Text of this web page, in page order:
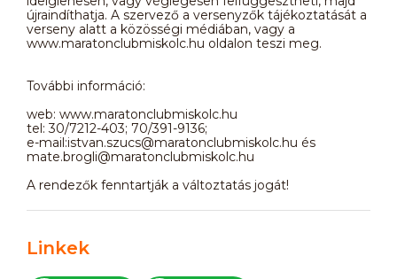
újraindíthatja. A szervező a versenyzők tájékoztatását a
verseny alatt a közösségi médiában, vagy a
www.maratonclubmiskolc.hu oldalon teszi meg.
További információ:
web: www.maratonclubmiskolc.hu
tel: 30/7212-403; 70/391-9136;
e-mail:istvan.szucs@maratonclubmiskolc.hu és
mate.brogli@maratonclubmiskolc.hu
A rendezők fenntartják a változtatás jogát!
Linkek